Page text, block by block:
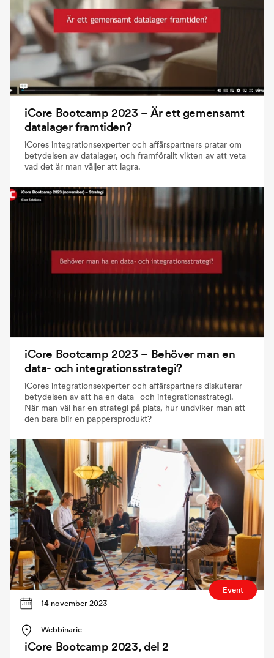
iCore Bootcamp 2023 – Är ett gemensamt
datalager framtiden?
iCores integrationsexperter och affärspartners pratar om
betydelsen av datalager, och framförallt vikten av att veta
vad det är man väljer att lagra.
iCore Bootcamp 2023 – Behöver man en
data- och integrationsstrategi?
iCores integrationsexperter och affärspartners diskuterar
betydelsen av att ha en data- och integrationsstrategi.
När man väl har en strategi på plats, hur undviker man att
den bara blir en pappersprodukt?
Event
14 november 2023
Webbinarie
iCore Bootcamp 2023, del 2